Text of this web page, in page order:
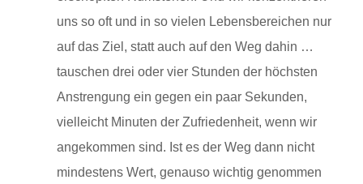
uns so oft und in so vielen Lebensbereichen nur
auf das Ziel, statt auch auf den Weg dahin …
tauschen drei oder vier Stunden der höchsten
Anstrengung ein gegen ein paar Sekunden,
vielleicht Minuten der Zufriedenheit, wenn wir
angekommen sind. Ist es der Weg dann nicht
mindestens Wert, genauso wichtig genommen